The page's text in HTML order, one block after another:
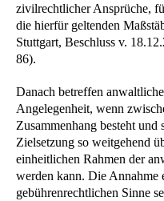
zivilrechtlicher Ansprüche,
die hierfür geltenden
Stuttgart, Beschluss v.
86).
Danach betreffen
Angelegenheit, wenn
Zusammenhang besteht
Zielsetzung so weitgehend
einheitlichen Rahmen der
werden kann. Die Annahme
gebührenrechtlichen Sinne